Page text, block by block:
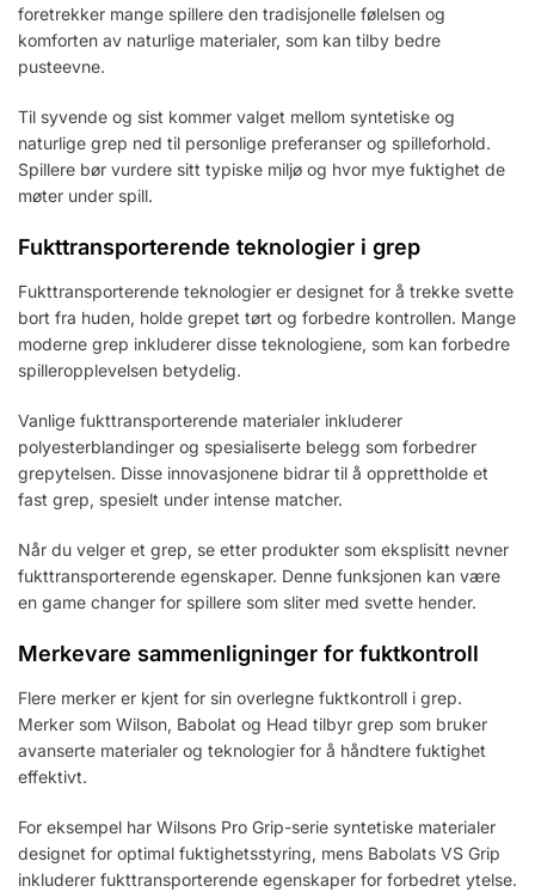
foretrekker mange spillere den tradisjonelle følelsen og
komforten av naturlige materialer, som kan tilby bedre
pusteevne.
Til syvende og sist kommer valget mellom syntetiske og
naturlige grep ned til personlige preferanser og spilleforhold.
Spillere bør vurdere sitt typiske miljø og hvor mye fuktighet de
møter under spill.
Fukttransporterende teknologier i grep
Fukttransporterende teknologier er designet for å trekke svette
bort fra huden, holde grepet tørt og forbedre kontrollen. Mange
moderne grep inkluderer disse teknologiene, som kan forbedre
spilleropplevelsen betydelig.
Vanlige fukttransporterende materialer inkluderer
polyesterblandinger og spesialiserte belegg som forbedrer
grepytelsen. Disse innovasjonene bidrar til å opprettholde et
fast grep, spesielt under intense matcher.
Når du velger et grep, se etter produkter som eksplisitt nevner
fukttransporterende egenskaper. Denne funksjonen kan være
en game changer for spillere som sliter med svette hender.
Merkevare sammenligninger for fuktkontroll
Flere merker er kjent for sin overlegne fuktkontroll i grep.
Merker som Wilson, Babolat og Head tilbyr grep som bruker
avanserte materialer og teknologier for å håndtere fuktighet
effektivt.
For eksempel har Wilsons Pro Grip-serie syntetiske materialer
designet for optimal fuktighetsstyring, mens Babolats VS Grip
inkluderer fukttransporterende egenskaper for forbedret ytelse.